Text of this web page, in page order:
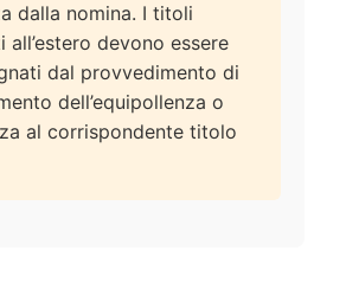
dalla nomina. I titoli
all’estero devono essere
dal provvedimento di
dell’equipollenza o
al corrispondente titolo